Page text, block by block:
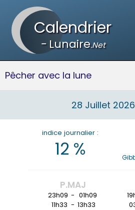
Calendrier
-Lunaire.Net
Pêcher avec la lune
28 Juillet 2026
indice journalier :
12 %
P.MAJ
23h09 - 01h09
11h33 - 13h33